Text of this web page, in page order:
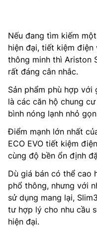
Nếu đang tìm kiếm
hiện đại, tiết kiệm
thông minh thì Ariston
rất đáng cân nhắc.
Sản phẩm phù hợp
là các căn hộ chung
bình nóng lạnh nhỏ
Điểm mạnh lớn nhất
ECO EVO tiết kiệm
cùng độ bền ổn định
Dù giá bán có thể cao
phổ thông, nhưng với
sử dụng mang lại,
tư hợp lý cho nhu cầu
hiện đại.